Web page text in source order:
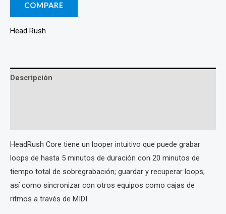
COMPARE
Head Rush
Descripción
HeadRush Core tiene un looper intuitivo que puede grabar
loops de hasta 5 minutos de duración con 20 minutos de
tiempo total de sobregrabación; guardar y recuperar loops;
así como sincronizar con otros equipos como cajas de
ritmos a través de MIDI.